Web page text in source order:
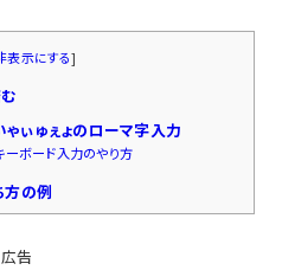
表示にする]
ゃぃゅぇょのローマ字入力
ーボード入力のやり方
方の例
広告